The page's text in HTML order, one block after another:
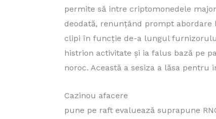
permite să intre criptomonedele
deodată, renunțând prompt abordare
clipi în funcție de-a lungul
histrion activitate și ia falus bază pe
noroc. Această a sesiza a lăsa
Cazinou afacere
pune pe raft evaluează suprapune